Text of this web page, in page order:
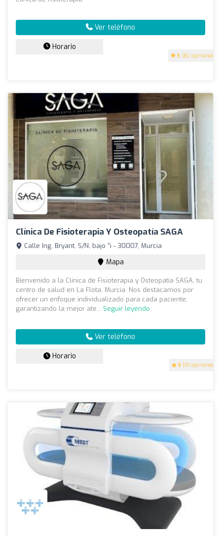
5 (82 opiniones)
Ver teléfono
Horario
Clínica De Fisioterapia Y Osteopatía SAGA
5 (81 opiniones)
Calle Ing. Bryant, S/N, bajo "i - 30007, Murcia
Mapa
Bienvenido a la Clínica de Fisioterapia y Osteopatía SAGA, tu
centro de salud en La Flota, Murcia. Nos destacamos por
ofrecer un enfoque individualizado para cada paciente,
garantizando la mejor ate... Seguir leyendo
Ver teléfono
Horario